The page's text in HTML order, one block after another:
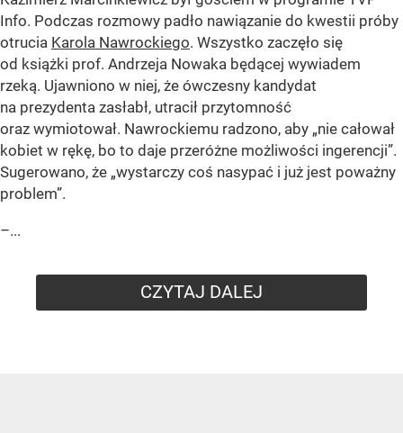
Info. Podczas rozmowy padło nawiązanie do kwestii próby
otrucia Karola Nawrockiego. Wszystko zaczęło się
od książki prof. Andrzeja Nowaka będącej wywiadem
rzeką. Ujawniono w niej, że ówczesny kandydat
na prezydenta zasłabł, utracił przytomność
oraz wymiotował. Nawrockiemu radzono, aby „nie całował
kobiet w rękę, bo to daje przeróżne możliwości ingerencji”.
Sugerowano, że „wystarczy coś nasypać i już jest poważny
problem”.
–...
CZYTAJ DALEJ